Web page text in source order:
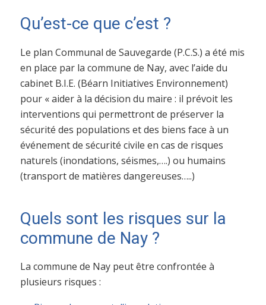
Qu’est-ce que c’est ?
Le plan Communal de Sauvegarde (P.C.S.) a été mis
en place par la commune de Nay, avec l’aide du
cabinet B.I.E. (Béarn Initiatives Environnement)
pour « aider à la décision du maire : il prévoit les
interventions qui permettront de préserver la
sécurité des populations et des biens face à un
événement de sécurité civile en cas de risques
naturels (inondations, séismes,….) ou humains
(transport de matières dangereuses…..)
Quels sont les risques sur la
commune de Nay ?
La commune de Nay peut être confrontée à
plusieurs risques :